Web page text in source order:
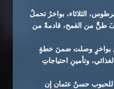
الثلاثاء، بواخرُ تحملُ
طنٍّ من القمح، قادمةً من
بواخرٍ وصلت ضمنَ خطةٍ
وتأمينِ احتياجاتِ
للحبوب حسنُ عثمان إن